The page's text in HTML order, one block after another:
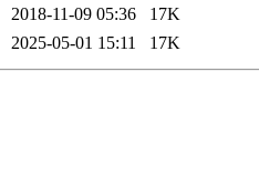
2018-11-09 05:36
17K
2025-05-01 15:11 17K